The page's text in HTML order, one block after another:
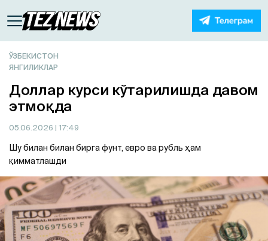
ЎЗБЕКИСТОН
ЯНГИЛИКЛАР
Доллар курси кўтарилишда давом
этмоқда
05.06.2026 | 17:49
Шу билан билан бирга фунт, евро ва рубль ҳам
қимматлашди